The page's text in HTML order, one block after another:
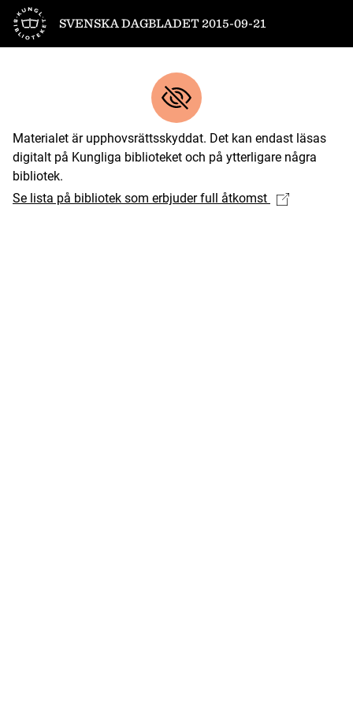
Till startsidan
SVENSKA DAGBLADET 2015-09-21
Materialet är upphovsrättsskyddat. Det kan endast läsas
digitalt på Kungliga biblioteket och på ytterligare några
bibliotek.
Se lista på bibliotek som erbjuder full åtkomst